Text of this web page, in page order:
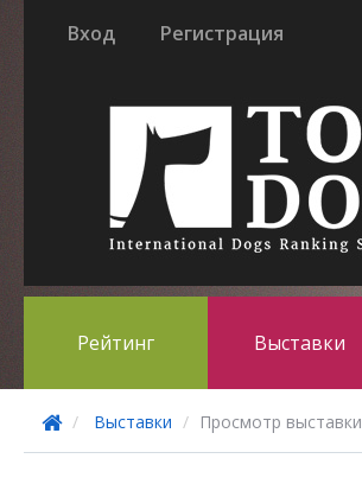
Вход Регистрация
Рейтинг Выставки
Выставки Просмотр выставки